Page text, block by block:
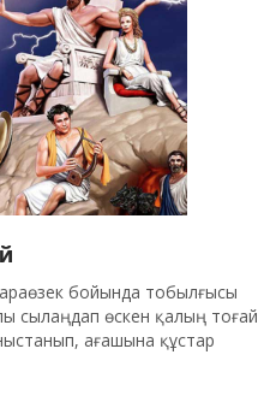
бойында тобылғысы
сылаңдап өскен қалың тоғай
ағашына құстар